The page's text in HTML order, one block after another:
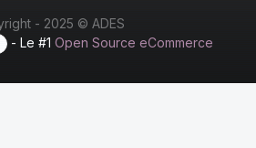
- 2025 © ADES
- Le #1Open Source eCommerce